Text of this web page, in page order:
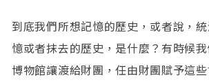
到底我們所想記憶的歷史，或者說，
憶或者抹去的歷史，是什麼？有時候
博物館讓渡給財團，任由財團賦予這